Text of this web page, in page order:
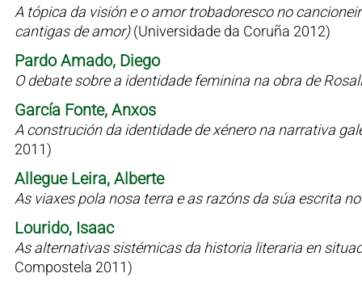
A tópica da visión e o amor trobadoresco no
cantigas de amor)(Universidade da Coruña 2012)
Pardo Amado, Diego
O debate sobre a identidade feminina na obra de
García Fonte, Anxos
A construción da identidade de xénero na narrativa
2011)
Allegue Leira, Alberte
As viaxes pola nosa terra e as razóns da súa escrita
Lourido, Isaac
As alternativas sistémicas da historia literaria en
Compostela 2011)